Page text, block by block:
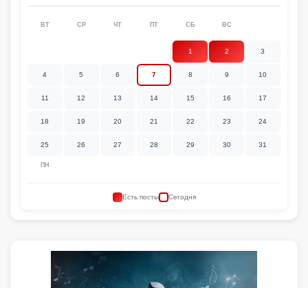
ПН
ВТ СР ЧТ ПТ СБ ВС
1 2 3
4 5 6 7 8 9 10
11 12 13 14 15 16 17
18 19 20 21 22 23 24
25 26 27 28 29 30 31
Есть посты Сегодня